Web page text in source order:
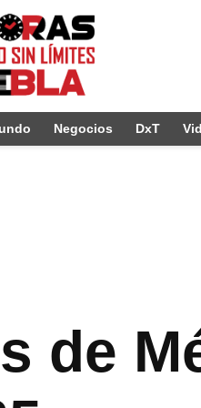
Negocios DxT
de